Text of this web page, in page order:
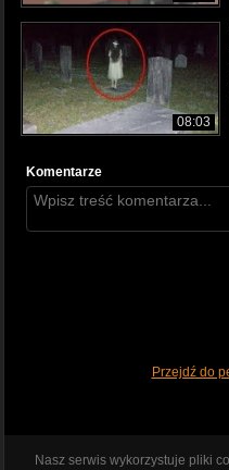
08:03
Komentarze
Przejdź do
Nasz serwis wykorzystuje pliki